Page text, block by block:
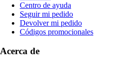
Centro de ayuda
Seguir mi pedido
Devolver mi pedido
Códigos promocionales
Acerca de